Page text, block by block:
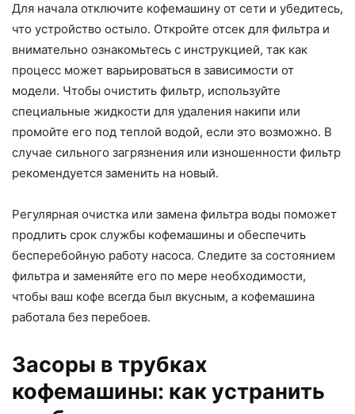
Для начала отключите кофемашину от сети и убедитесь,
что устройство остыло. Откройте отсек для фильтра и
внимательно ознакомьтесь с инструкцией, так как
процесс может варьироваться в зависимости от
модели. Чтобы очистить фильтр, используйте
специальные жидкости для удаления накипи или
промойте его под теплой водой, если это возможно. В
случае сильного загрязнения или изношенности фильтр
рекомендуется заменить на новый.
Регулярная очистка или замена фильтра воды поможет
продлить срок службы кофемашины и обеспечить
бесперебойную работу насоса. Следите за состоянием
фильтра и заменяйте его по мере необходимости,
чтобы ваш кофе всегда был вкусным, а кофемашина
работала без перебоев.
Засоры в трубках
кофемашины: как устранить